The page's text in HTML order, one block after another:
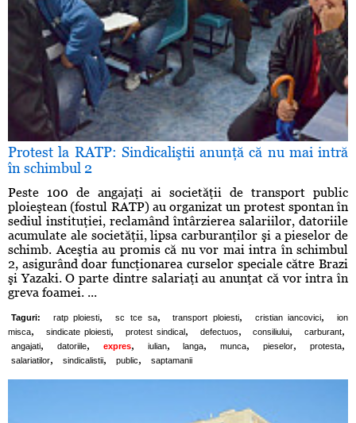
Protest la RATP: Sindicaliştii anunţă că nu mai intră
în schimbul 2
Peste 100 de angajaţi ai societăţii de transport public
ploieştean (fostul RATP) au organizat un protest spontan în
sediul instituţiei, reclamând întârzierea salariilor, datoriile
acumulate ale societăţii, lipsa carburanţilor şi a pieselor de
schimb. Aceştia au promis că nu vor mai intra în schimbul
2, asigurând doar funcţionarea curselor speciale către Brazi
şi Yazaki. O parte dintre salariaţi au anunţat că vor intra în
greva foamei. ...
Taguri: ratp ploiesti, sc tce sa, transport ploiesti, cristian iancovici,
ion
misca, sindicate ploiesti, protest sindical , defectuos, consiliului, carburant,
angajati, datoriile, expres, iulian, langa, munca, pieselor, protesta,
salariatilor, sindicalistii, public, saptamanii